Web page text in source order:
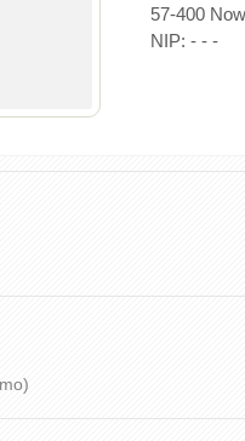
57-400
NIP: - - -